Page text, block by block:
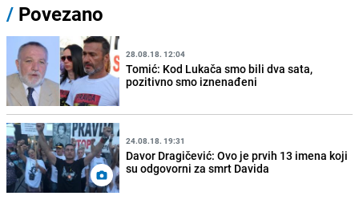
/ Povezano
28.08.18. 12:04
Tomić: Kod Lukača smo bili dva sata,
pozitivno smo iznenađeni
24.08.18. 19:31
Davor Dragičević: Ovo je prvih 13 imena koji
su odgovorni za smrt Davida